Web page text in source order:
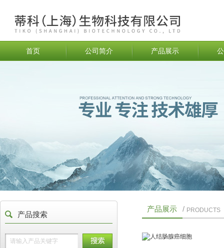
首页 公司简介 产品展示
产品搜索
产品展示 / PRODUCTS